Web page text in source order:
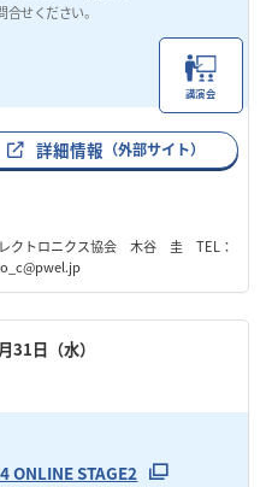
せください。
講演会
詳細情報 （外部サイト）
レクトロニクス協会 木谷 圭 TEL：
31日（水）
ONLINE STAGE2